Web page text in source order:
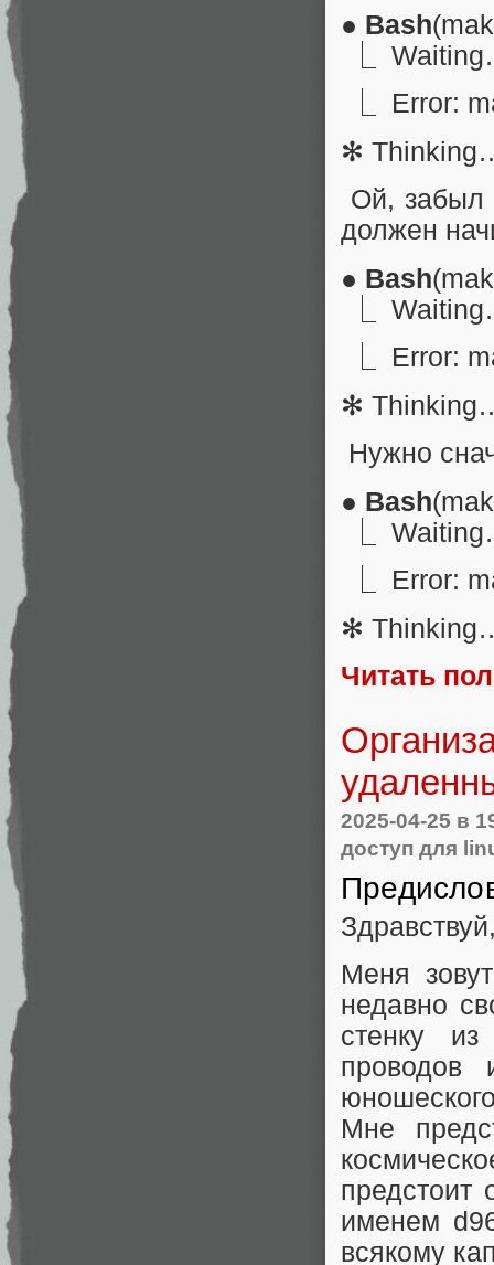
● Bash
⎿
⎿ Error:
✻
Ой, забыл
должен
● Bash
⎿
⎿ Error:
✻
Нужно
● Bash
⎿
⎿ Error:
✻
Читать
2025-04-25 в
доступ для
Меня
недавно
стенку
проводов
Мне
предстоит
именем
всякому